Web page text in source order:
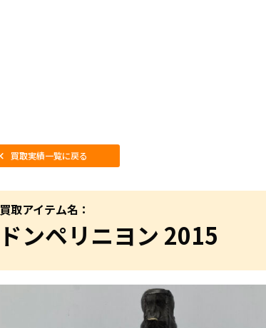
買取実績一覧に戻る
買取アイテム名：
ドンペリニヨン 2015